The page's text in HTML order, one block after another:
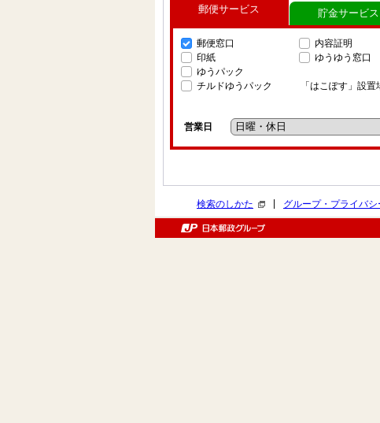
郵便サービス
郵便窓口
印紙
ゆうパック
チルドゆうパック
内容証明
ゆうゆう窓口
「はこぽす」設置
営業日
貯金サービス
検索のしかた グループ・プライバシ